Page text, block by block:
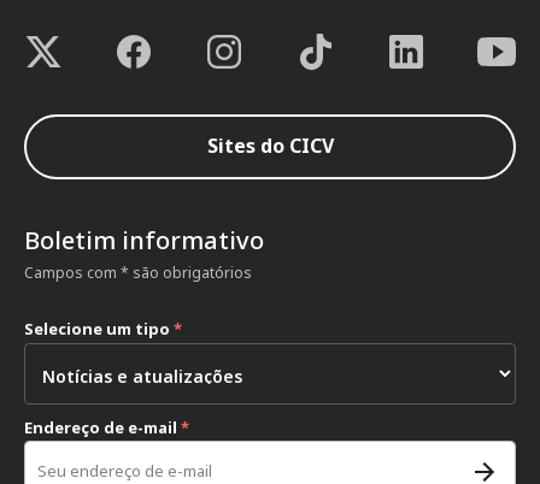
Sites do CICV
Boletim informativo
Campos com * são obrigatórios
Selecione um tipo *
Endereço de e-mail *